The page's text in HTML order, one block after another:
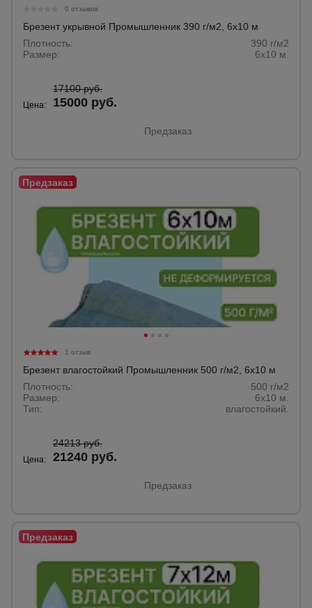
0 отзывов
Брезент укрывной Промышленник 390 г/м2, 6х10 м
Плотность:
390 г/м2
Размер:
6х10 м.
Цена:
17100 руб.
15000 руб.
Предзаказ
1 отзыв
Брезент влагостойкий Промышленник 500 г/м2, 6х10 м
Плотность:
500 г/м2
Размер:
6х10 м.
Тип:
влагостойкий.
Цена:
24213 руб.
21240 руб.
Предзаказ